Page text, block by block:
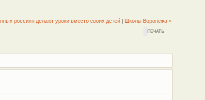
россиян делают уроки вместо своих детей| Школы Воронежа »
ПЕЧАТЬ